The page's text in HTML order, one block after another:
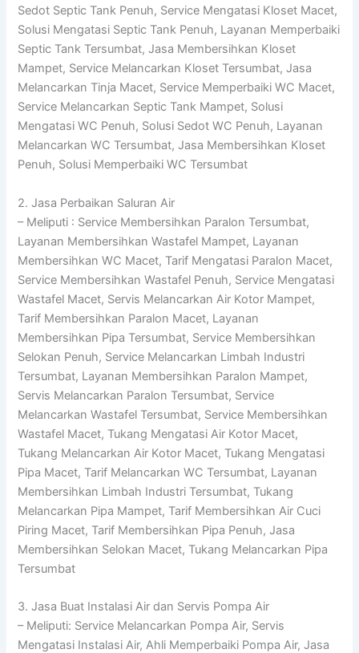
Sedot Septic Tank Penuh, Service Mengatasi Kloset Macet,
Solusi Mengatasi Septic Tank Penuh, Layanan Memperbaiki
Septic Tank Tersumbat, Jasa Membersihkan Kloset
Mampet, Service Melancarkan Kloset Tersumbat, Jasa
Melancarkan Tinja Macet, Service Memperbaiki WC Macet,
Service Melancarkan Septic Tank Mampet, Solusi
Mengatasi WC Penuh, Solusi Sedot WC Penuh, Layanan
Melancarkan WC Tersumbat, Jasa Membersihkan Kloset
Penuh, Solusi Memperbaiki WC Tersumbat
2. Jasa Perbaikan Saluran Air
– Meliputi : Service Membersihkan Paralon Tersumbat,
Layanan Membersihkan Wastafel Mampet, Layanan
Membersihkan WC Macet, Tarif Mengatasi Paralon Macet,
Service Membersihkan Wastafel Penuh, Service Mengatasi
Wastafel Macet, Servis Melancarkan Air Kotor Mampet,
Tarif Membersihkan Paralon Macet, Layanan
Membersihkan Pipa Tersumbat, Service Membersihkan
Selokan Penuh, Service Melancarkan Limbah Industri
Tersumbat, Layanan Membersihkan Paralon Mampet,
Servis Melancarkan Paralon Tersumbat, Service
Melancarkan Wastafel Tersumbat, Service Membersihkan
Wastafel Macet, Tukang Mengatasi Air Kotor Macet,
Tukang Melancarkan Air Kotor Macet, Tukang Mengatasi
Pipa Macet, Tarif Melancarkan WC Tersumbat, Layanan
Membersihkan Limbah Industri Tersumbat, Tukang
Melancarkan Pipa Mampet, Tarif Membersihkan Air Cuci
Piring Macet, Tarif Membersihkan Pipa Penuh, Jasa
Membersihkan Selokan Macet, Tukang Melancarkan Pipa
Tersumbat
3. Jasa Buat Instalasi Air dan Servis Pompa Air
– Meliputi: Service Melancarkan Pompa Air, Servis
Mengatasi Instalasi Air, Ahli Memperbaiki Pompa Air, Jasa